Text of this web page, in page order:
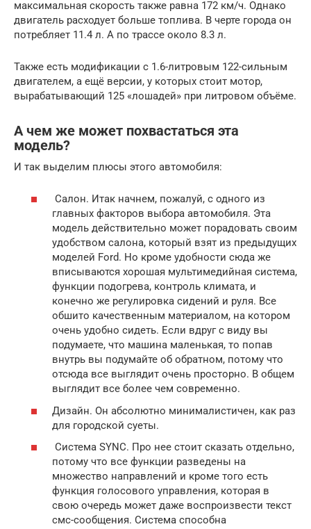
максимальная скорость также равна 172 км/ч. Однако
двигатель расходует больше топлива. В черте города он
потребляет 11.4 л. А по трассе около 8.3 л.
Также есть модификации с 1.6-литровым 122-сильным
двигателем, а ещё версии, у которых стоит мотор,
вырабатывающий 125 «лошадей» при литровом объёме.
А чем же может похвастаться эта
модель?
И так выделим плюсы этого автомобиля:
Салон. Итак начнем, пожалуй, с одного из
главных факторов выбора автомобиля. Эта
модель действительно может порадовать своим
удобством салона, который взят из предыдущих
моделей Ford. Но кроме удобности сюда же
вписываются хорошая мультимедийная система,
функции подогрева, контроль климата, и
конечно же регулировка сидений и руля. Все
обшито качественным материалом, на котором
очень удобно сидеть. Если вдруг с виду вы
подумаете, что машина маленькая, то попав
внутрь вы подумайте об обратном, потому что
отсюда все выглядит очень просторно. В общем
выглядит все более чем современно.
Дизайн. Он абсолютно минималистичен, как раз
для городской суеты.
Система SYNC. Про нее стоит сказать отдельно,
потому что все функции разведены на
множество направлений и кроме того есть
функция голосового управления, которая в
свою очередь может даже воспроизвести текст
смс-сообщения. Система способна